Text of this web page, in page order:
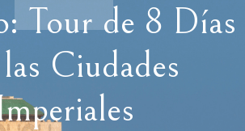
Tour de 8 Días
Ciudades